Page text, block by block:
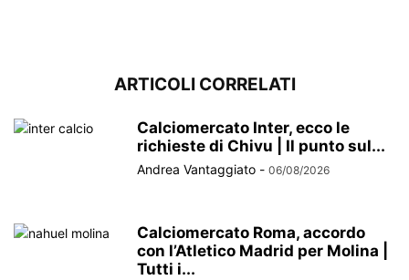
ARTICOLI CORRELATI
Calciomercato Inter, ecco le
richieste di Chivu | Il punto sul...
Andrea Vantaggiato - 06/08/2026
Calciomercato Roma, accordo
con l’Atletico Madrid per Molina |
Tutti i...